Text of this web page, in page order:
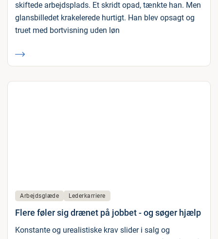
skiftede arbejdsplads. Et skridt opad, tænkte han. Men
glansbilledet krakelerede hurtigt. Han blev opsagt og
truet med bortvisning uden løn
Arbejdsglæde Lederkarriere
Flere føler sig drænet på jobbet - og søger hjælp
Konstante og urealistiske krav slider i salg og